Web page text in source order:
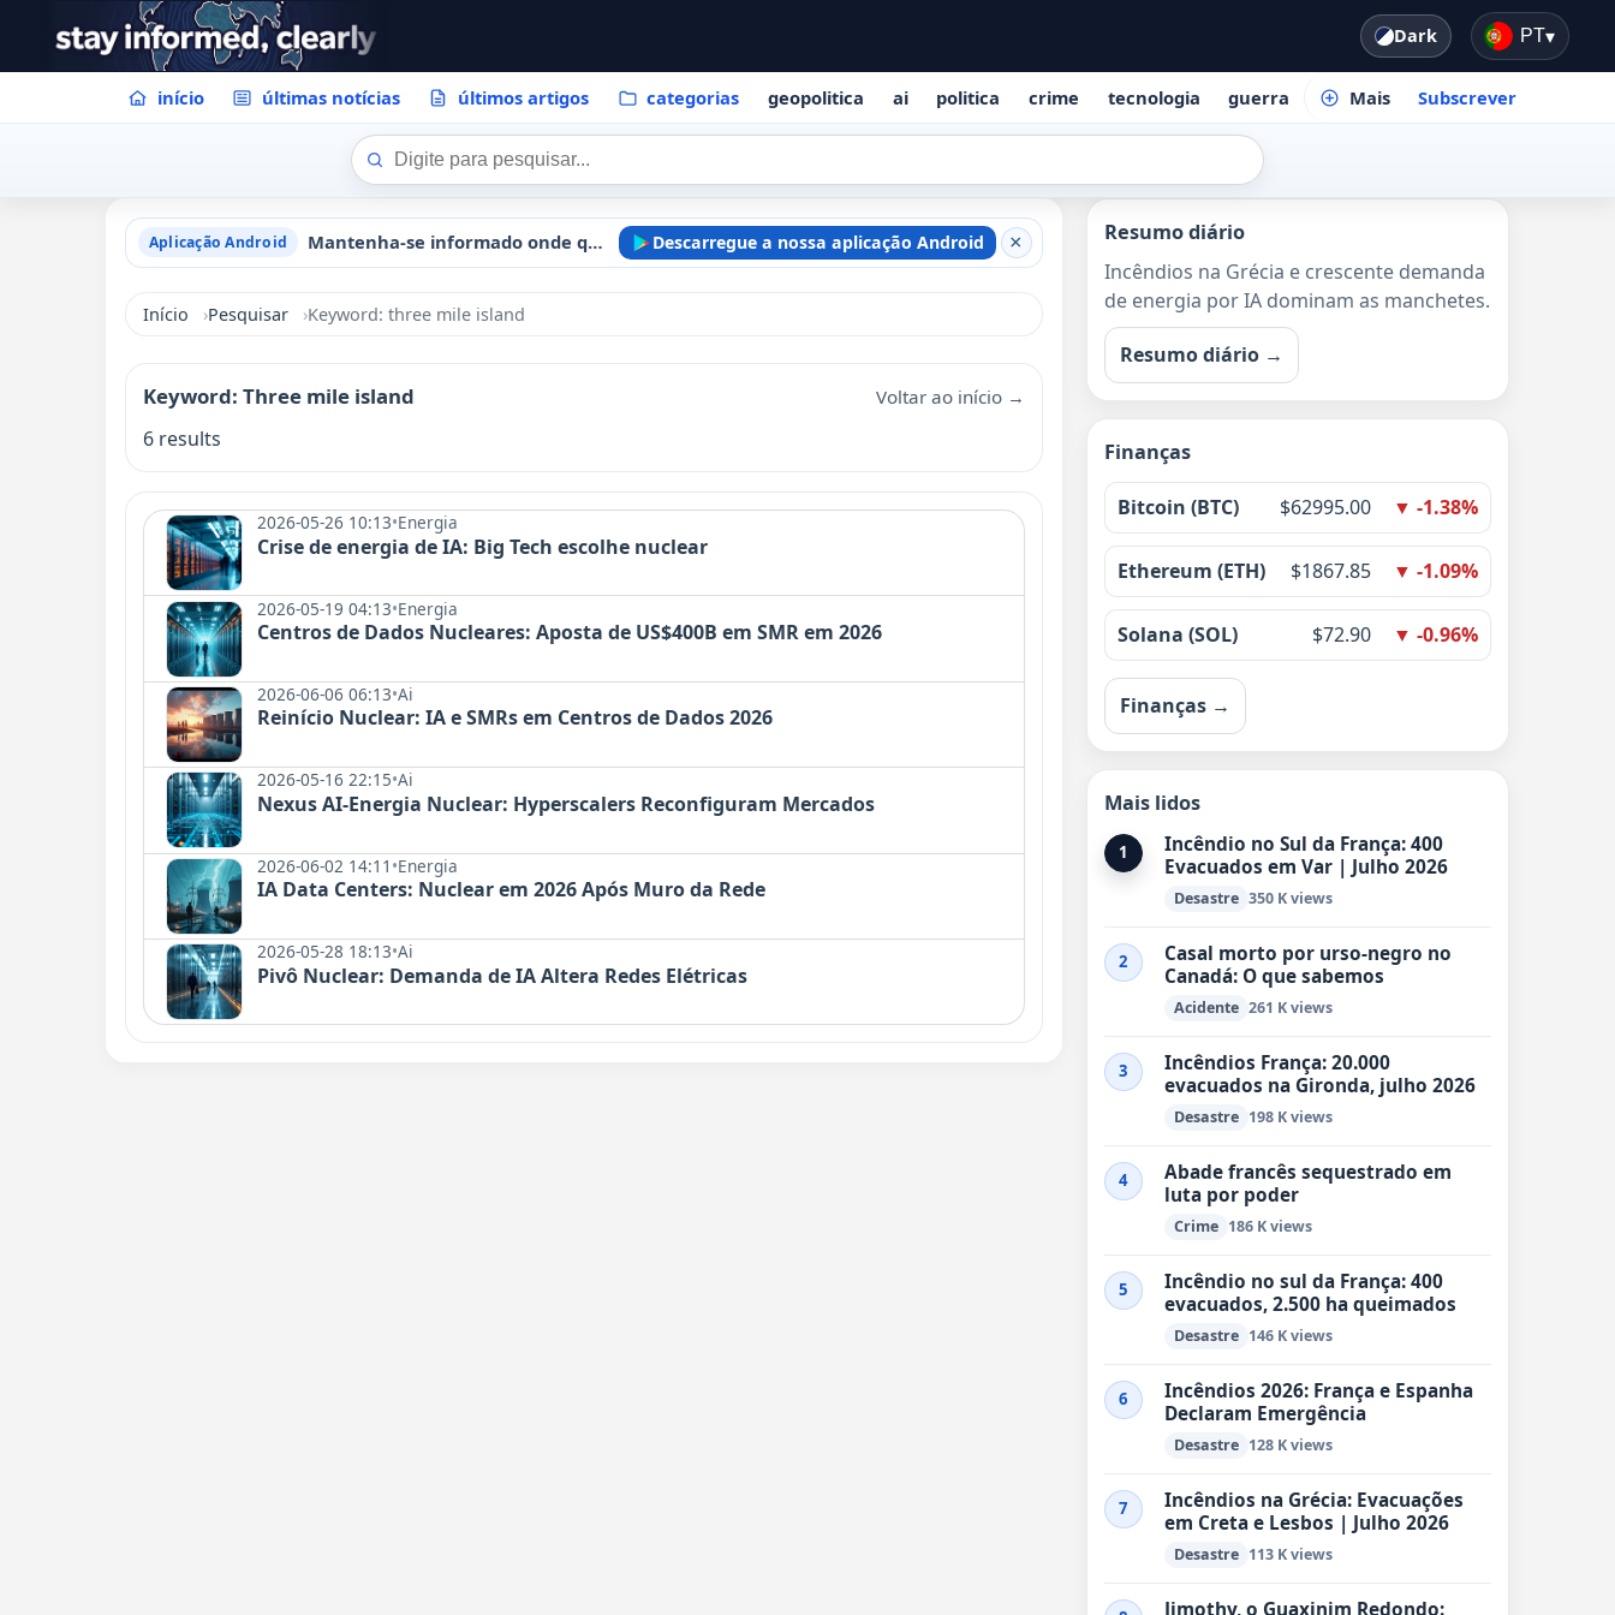
Dark PT▾
início últimas notícias últimos artigos categorias geopolitica ai politica crime tecnologia guerra Mais Subscrever
Aplicação Android Mantenha-se informado onde quer que esteja Descarregue a nossa aplicação Android ×
Início Pesquisar Keyword: three mile island
Keyword: Three mile island Voltar ao início →
6 results
2026-05-26 10:13•Energia
Crise de energia de IA: Big Tech escolhe nuclear
2026-05-19 04:13•Energia
Centros de Dados Nucleares: Aposta de US$400B em SMR em 2026
2026-06-06 06:13•Ai
Reinício Nuclear: IA e SMRs em Centros de Dados 2026
2026-05-16 22:15•Ai
Nexus AI-Energia Nuclear: Hyperscalers Reconfiguram Mercados
2026-06-02 14:11 •Energia
IA Data Centers: Nuclear em 2026 Após Muro da Rede
2026-05-28 18:13•Ai
Pivô Nuclear: Demanda de IA Altera Redes Elétricas
Resumo diário
Incêndios na Grécia e crescente demanda
de energia por IA dominam as manchetes.
Resumo diário →
Finanças
Bitcoin (BTC) $62995.00 ▼ -1.38%
Ethereum (ETH) $1867.85 ▼ -1.09%
Solana (SOL) $72.90 ▼ -0.96%
Finanças →
Mais lidos
1
Incêndio no Sul da França: 400
Evacuados em Var | Julho 2026
Desastre 350 K views
2
Casal morto por urso-negro no
Canadá: O que sabemos
Acidente 261 K views
3
Incêndios França: 20.000
evacuados na Gironda, julho 2026
Desastre 198 K views
4
Abade francês sequestrado em
luta por poder
Crime 186 K views
5
Incêndio no sul da França: 400
evacuados, 2.500 ha queimados
Desastre 146 K views
6
Incêndios 2026: França e Espanha
Declaram Emergência
Desastre 128 K views
7
Incêndios na Grécia: Evacuações
em Creta e Lesbos | Julho 2026
Desastre 113 K views
Jimothy, o Guaxinim Redondo: